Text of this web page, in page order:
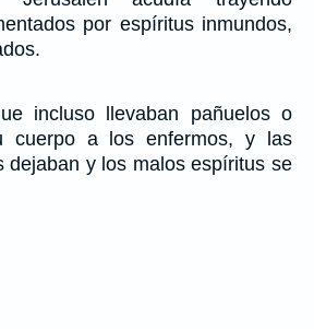
por espíritus inmundos,
incluso llevaban pañuelos o
cuerpo a los enfermos, y las
dejaban y los malos espíritus se